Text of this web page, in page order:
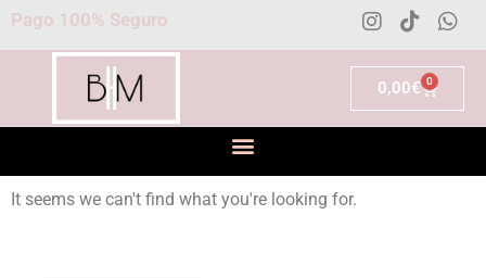
Pago 100% Seguro
0,00€ 0
It seems we can't find what you're looking for.